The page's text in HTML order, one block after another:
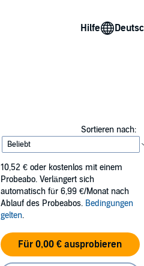
Hilfe
Sortieren nach:
10,52 € oder kostenlos mit einem
Probeabo. Verlängert sich
automatisch für 6,99 €/Monat nach
Ablauf des Probeabos. Bedingungen
gelten.
Für 0,00 € ausprobieren